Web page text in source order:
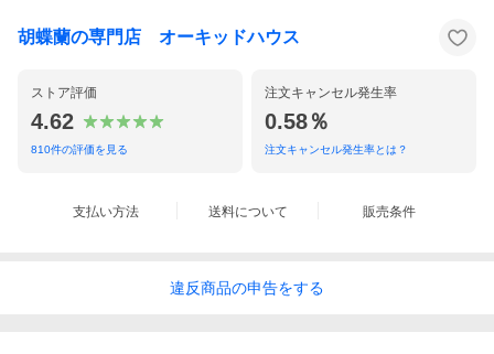
胡蝶蘭の専門店 オーキッドハウス
ストア評価
4.62
810件の評価を見る
注文キャンセル発生率
0.58％
注文キャンセル発生率とは？
支払い方法 送料について 販売条件
違反商品の申告をする